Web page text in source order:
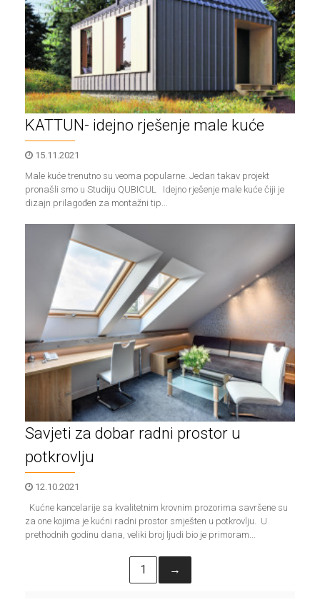
KATTUN- idejno rješenje male kuće
15.11.2021
Male kuće trenutno su veoma popularne. Jedan takav projekt
pronašli smo u Studiju QUBICUL Idejno rješenje male kuće čiji je
dizajn prilagođen za montažni tip...
Savjeti za dobar radni prostor u
potkrovlju
12.10.2021
Kućne kancelarije sa kvalitetnim krovnim prozorima savršene su
za one kojima je kućni radni prostor smješten u potkrovlju. U
prethodnih godinu dana, veliki broj ljudi bio je primoram...
1 →